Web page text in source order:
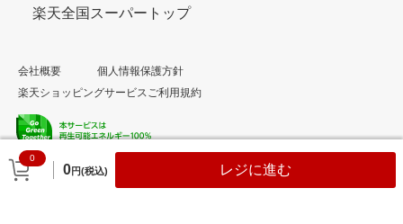
0
0円(税込) レジに進む
楽天全国スーパートップ
会社概要
個人情報保護方針
楽天ショッピングサービスご利用規約
© Rakuten Group, Inc.